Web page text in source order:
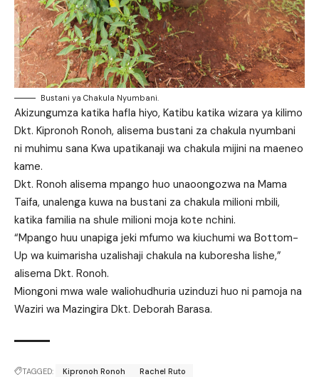
Bustani ya Chakula Nyumbani.
Akizungumza katika hafla hiyo, Katibu katika wizara ya kilimo
Dkt. Kipronoh Ronoh, alisema bustani za chakula nyumbani
ni muhimu sana Kwa upatikanaji wa chakula mijini na maeneo
kame.
Dkt. Ronoh alisema mpango huo unaoongozwa na Mama
Taifa, unalenga kuwa na bustani za chakula milioni mbili,
katika familia na shule milioni moja kote nchini.
“Mpango huu unapiga jeki mfumo wa kiuchumi wa Bottom-
Up wa kuimarisha uzalishaji chakula na kuboresha lishe,”
alisema Dkt. Ronoh.
Miongoni mwa wale waliohudhuria uzinduzi huo ni pamoja na
Waziri wa Mazingira Dkt. Deborah Barasa.
TAGGED: Kipronoh Ronoh Rachel Ruto